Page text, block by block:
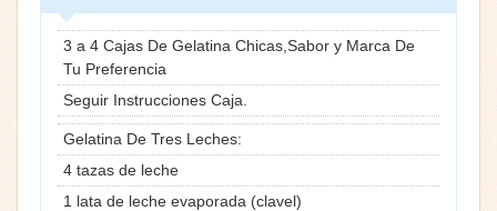
3 a 4 Cajas De Gelatina Chicas,Sabor y Marca De
Tu Preferencia
Seguir Instrucciones Caja.
Gelatina De Tres Leches:
4 tazas de leche
1 lata de leche evaporada (clavel)